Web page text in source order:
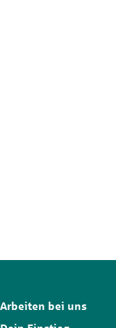
Arbeiten bei uns